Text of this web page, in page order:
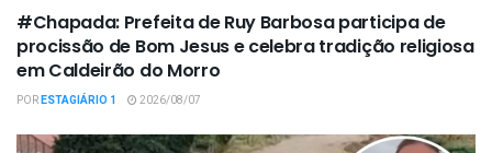
#Chapada: Prefeita de Ruy Barbosa participa de
procissão de Bom Jesus e celebra tradição religiosa
em Caldeirão do Morro
PORESTAGIÁRIO 1 2026/08/07